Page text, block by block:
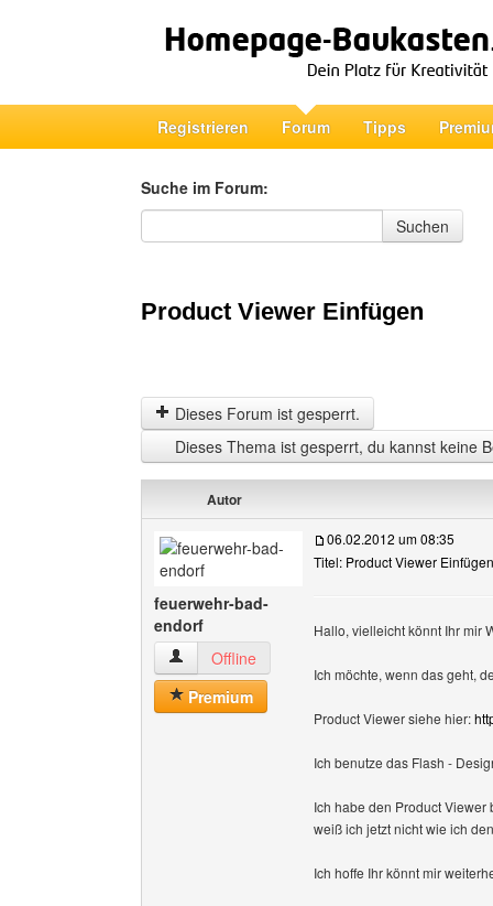
Registrieren Forum Tipps
Suche im Forum:
Suche im Forum
Suchen
Product Viewer Einfügen
Dieses Forum ist gesperrt.
Dieses Thema ist gesperrt, du kannst keine
Autor
feuerwehr-bad-
endorf
feuerwehr-bad-endorf Benutzer-Profile
Offline
Premium
06.02.2012 um 08:35
Titel: Product Viewer Einfügen
Hallo, vielleicht könnt Ihr mir
Ich möchte, wenn das geht,
Product Viewer siehe hier:
Ich benutze das Flash -
Ich habe den Product
weiß ich jetzt nicht wie ich
Ich hoffe Ihr könnt mir